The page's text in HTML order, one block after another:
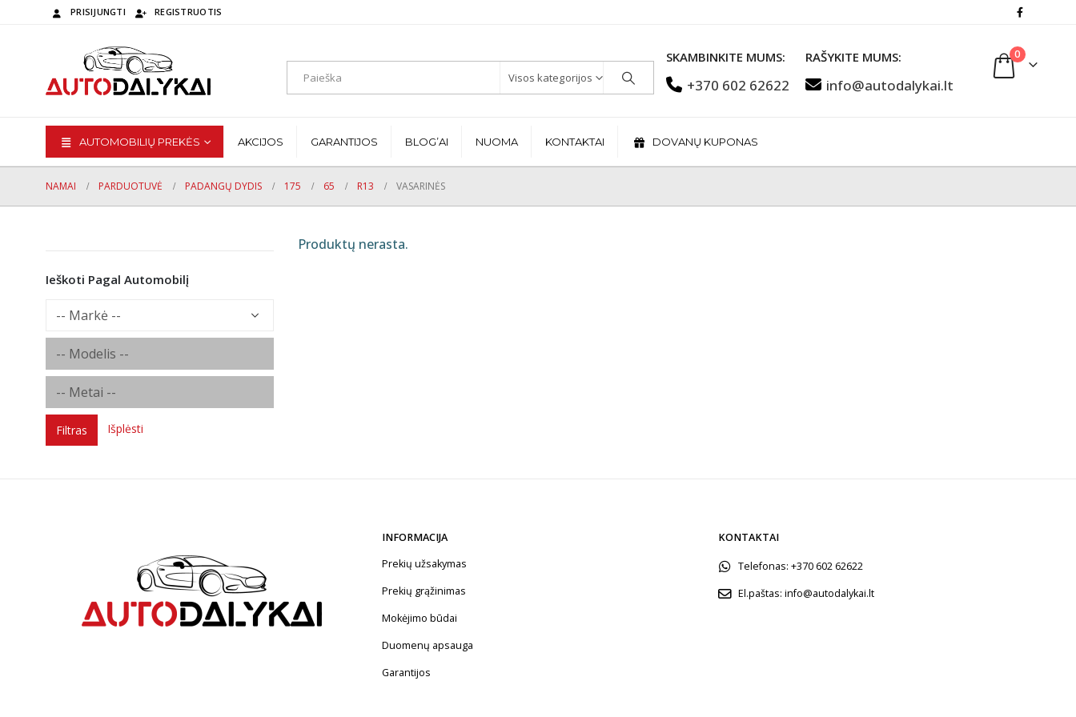
PRISIJUNGTI REGISTRUOTIS
Visos kategorijos
SKAMBINKITE MUMS:
+370 602 62622
RAŠYKITE MUMS:
info@autodalykai.lt
0
AUTOMOBILIŲ PREKĖS AKCIJOS GARANTIJOS BLOG’AI NUOMA KONTAKTAI DOVANŲ KUPONAS
NAMAI PARDUOTUVĖ PADANGŲ DYDIS 175 65 R13 VASARINĖS
Produktų nerasta.
Ieškoti Pagal Automobilį
Filtras Išplėsti
INFORMACIJA
Prekių užsakymas
Prekių grąžinimas
Mokėjimo būdai
Duomenų apsauga
Garantijos
KONTAKTAI
Telefonas: +370 602 62622
El.paštas: info@autodalykai.lt